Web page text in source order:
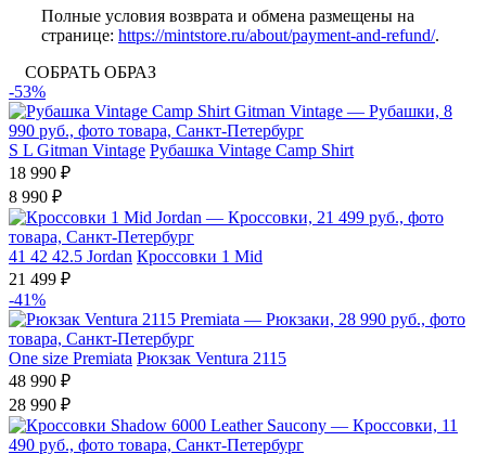
Полные условия возврата и обмена размещены на
странице: https://mintstore.ru/about/payment-and-refund/.
СОБРАТЬ ОБРАЗ
-53%
S L Gitman Vintage Рубашка Vintage Camp Shirt
18 990 ₽
8 990 ₽
41 42 42.5 Jordan Кроссовки 1 Mid
21 499 ₽
-41%
One size Premiata Рюкзак Ventura 2115
48 990 ₽
28 990 ₽